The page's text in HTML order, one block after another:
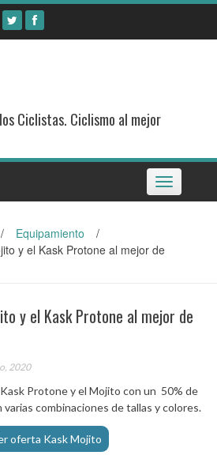
Ciclistas. Ciclismo al mejor
Toggle
navigation
/ Equipamiento
/
y el Kask Protone al mejor de
y el Kask Protone al mejor de
2020
Protone y el Mojito con un 50% de
combinaciones de tallas y colores.
oferta Kask Mojito